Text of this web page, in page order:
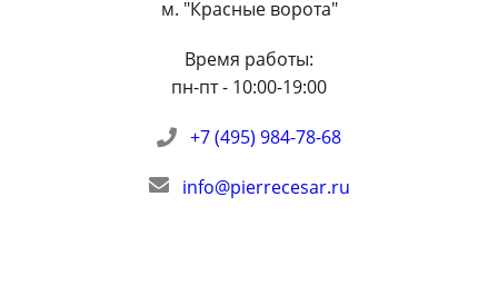
м. "Красные ворота"
Время работы:
пн-пт - 10:00-19:00
+7 (495) 984-78-68
info@pierrecesar.ru